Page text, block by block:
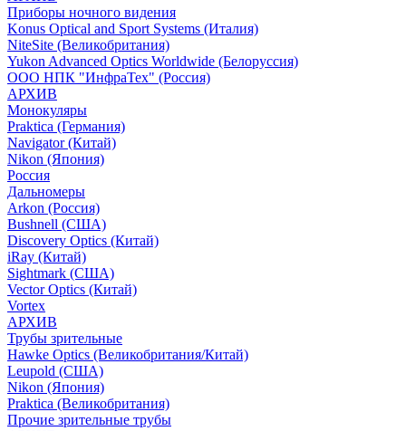
Приборы ночного видения
Konus Optical and Sport Systems (Италия)
NiteSite (Великобритания)
Yukon Advanced Optics Worldwide (Белоруссия)
ООО НПК "ИнфраТех" (Россия)
АРХИВ
Монокуляры
Praktica (Германия)
Navigator (Китай)
Nikon (Япония)
Россия
Дальномеры
Arkon (Россия)
Bushnell (США)
Discovery Optics (Китай)
iRay (Китай)
Sightmark (США)
Vector Optics (Китай)
Vortex
АРХИВ
Трубы зрительные
Hawke Optics (Великобритания/Китай)
Leupold (США)
Nikon (Япония)
Praktica (Великобритания)
Прочие зрительные трубы